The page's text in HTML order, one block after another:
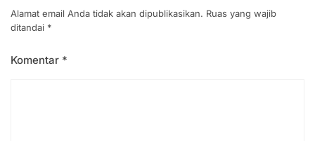
Alamat email Anda tidak akan dipublikasikan. Ruas yang wajib
ditandai *
Komentar *